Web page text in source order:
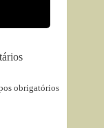
obrigatórios